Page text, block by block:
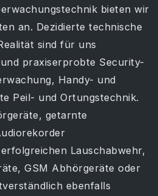
bieten wir
an. Dezidierte technische
sind für uns
praxiserprobte Security-
Handy- und
Peil- und Ortungstechnik.
getarnte
Lauschabwehr,
GSM Abhörgeräte oder
ebenfalls